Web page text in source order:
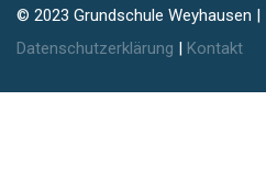
© 2023 Grundschule Weyhausen |
Datenschutzerklärung | Kontakt